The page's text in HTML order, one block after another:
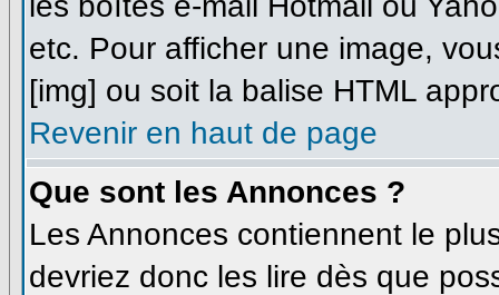
etc. Pour afficher une image,
[img] ou soit la balise HTML
Revenir en haut de page
Que sont les Annonces ?
Les Annonces contiennent le
devriez donc les lire dès que